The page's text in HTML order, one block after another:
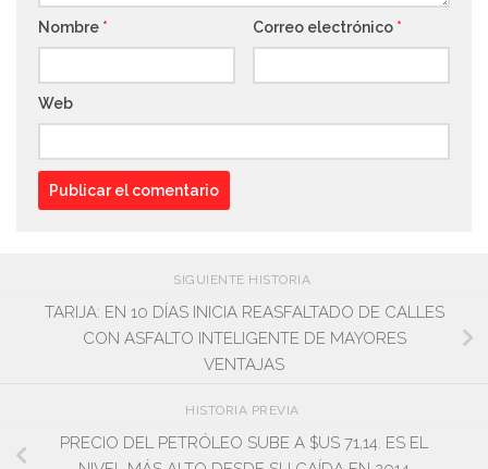
Nombre * Correo electrónico *
Web
SIGUIENTE HISTORIA
TARIJA: EN 10 DÍAS INICIA REASFALTADO DE CALLES
CON ASFALTO INTELIGENTE DE MAYORES
VENTAJAS
HISTORIA PREVIA
PRECIO DEL PETRÓLEO SUBE A $US 71,14. ES EL